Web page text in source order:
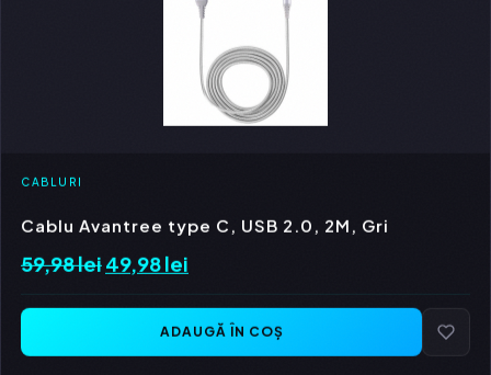
CABLURI
Cablu Avantree type C, USB 2.0, 2M, Gri
59,98leiPrețul
fost:
49,98lei
este:
49,98 lei.
ADAUGĂ ÎN COȘ